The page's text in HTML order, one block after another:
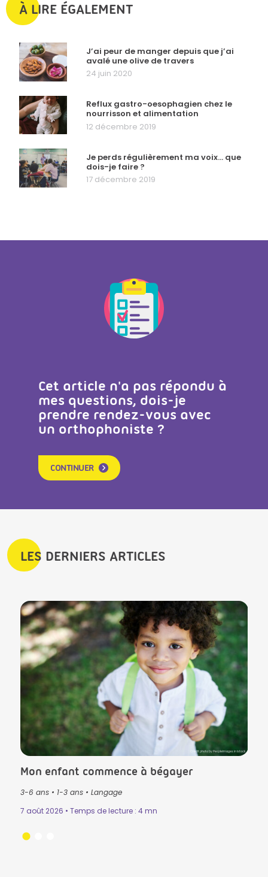
À LIRE ÉGALEMENT
J’ai peur de manger depuis que j’ai
avalé une olive de travers
24 juin 2020
Reflux gastro-oesophagien chez le
nourrisson et alimentation
12 décembre 2019
Je perds régulièrement ma voix… que
dois-je faire ?
17 décembre 2019
Cet article n'a pas répondu à
mes questions, dois-je
prendre rendez-vous avec
un orthophoniste ?
CONTINUER
LES DERNIERS ARTICLES
Crédit photo by PeopleImages in Istock
Mon enfant commence à bégayer
3-6 ans• 1-3 ans• Langage
7 août 2026 • Temps de lecture : 4 mn